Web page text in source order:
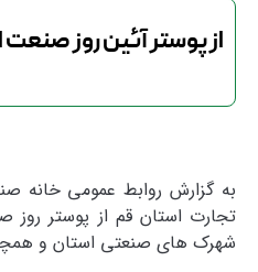
از پوستر آئین روز
به گزارش روابط عمومی
تجارت استان قم از پوستر
شهرک های صنعتی استان و